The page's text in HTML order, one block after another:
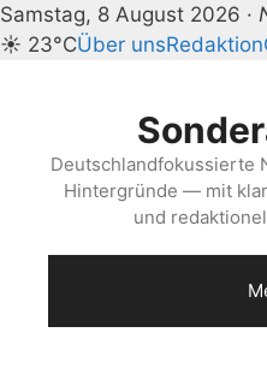
Samstag, 8 August 2026 ·
☀ 23°CÜber unsRedaktion
Deutschlandfokussierte
Hintergründe — mit
und